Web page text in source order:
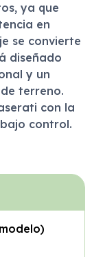
ya que
en
se convierte
diseñado
y un
terreno.
con la
control.